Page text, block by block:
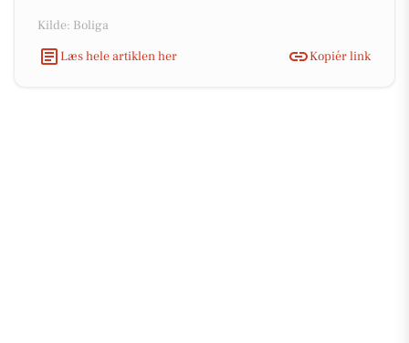
Kilde: Boliga
Læs hele artiklen her
Kopiér link